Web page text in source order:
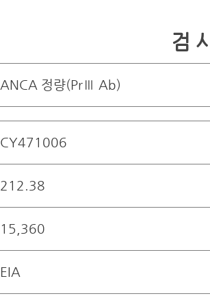
검
ANCA 정량(PrⅢ Ab)
CY471006
212.38
15,360
EIA